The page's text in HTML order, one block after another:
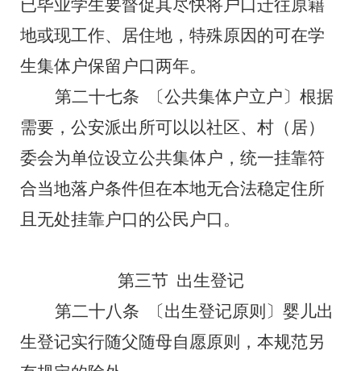
已毕业学生要督促其尽快将户口迁往原籍
地或现工作、居住地，特殊原因的可在学
生集体户保留户口两年。
第二十七条
〔公共集体户立户〕根据
需要，公安派出所可以以社区、村（居）
委会为单位设立公共集体户，统一挂靠符
合当地落户条件但在本地无合法稳定住所
且无处挂靠户口的公民户口。
第三节 出生登记
第二十八条
〔出生登记原则〕婴儿出
生登记实行随父随母自愿原则，本规范另